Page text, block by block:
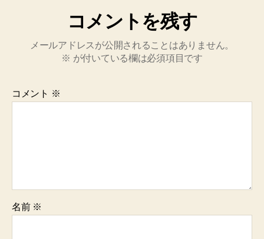
コメントを残す
メールアドレスが公開されることはありません。
※ が付いている欄は必須項目です
コメント ※
名前 ※